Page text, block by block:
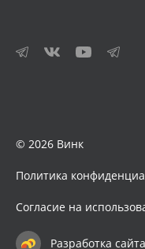
© 2026 Винк
Политика
Согласие на
Разработка